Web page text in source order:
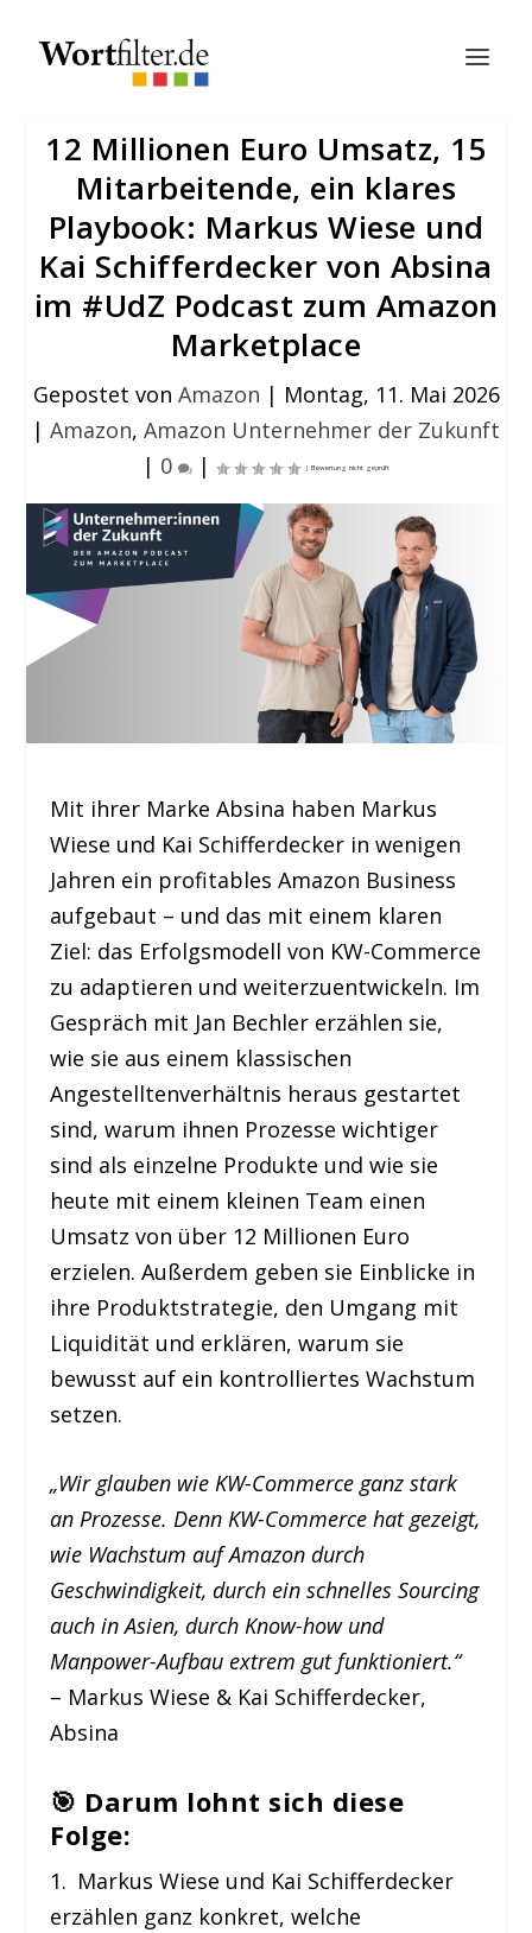
12 Millionen Euro Umsatz, 15
Mitarbeitende, ein klares
Playbook: Markus Wiese und
Kai Schifferdecker von Absina
im #UdZ Podcast zum Amazon
Marketplace
Gepostet von Amazon | Montag, 11. Mai 2026
| Amazon, Amazon Unternehmer der Zukunft
| 0 |
Mit ihrer Marke Absina haben Markus
Wiese und Kai Schifferdecker in wenigen
Jahren ein profitables Amazon Business
aufgebaut – und das mit einem klaren
Ziel: das Erfolgsmodell von KW-Commerce
zu adaptieren und weiterzuentwickeln. Im
Gespräch mit Jan Bechler erzählen sie,
wie sie aus einem klassischen
Angestelltenverhältnis heraus gestartet
sind, warum ihnen Prozesse wichtiger
sind als einzelne Produkte und wie sie
heute mit einem kleinen Team einen
Umsatz von über 12 Millionen Euro
erzielen. Außerdem geben sie Einblicke in
ihre Produktstrategie, den Umgang mit
Liquidität und erklären, warum sie
bewusst auf ein kontrolliertes Wachstum
setzen.
„Wir glauben wie KW-Commerce ganz stark
an Prozesse. Denn KW-Commerce hat gezeigt,
wie Wachstum auf Amazon durch
Geschwindigkeit, durch ein schnelles Sourcing
auch in Asien, durch Know-how und
Manpower-Aufbau extrem gut funktioniert.“
– Markus Wiese & Kai Schifferdecker,
Absina
🎯 Darum lohnt sich diese
Folge:
1. Markus Wiese und Kai Schifferdecker
erzählen ganz konkret, welche